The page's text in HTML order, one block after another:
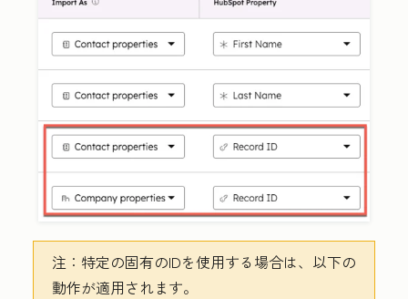
注： 特定の固有のIDを使用する場合は、以下の
動作が適用されます。